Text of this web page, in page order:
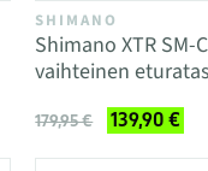
SHIMANO
Shimano XTR SM-
vaihteinen eturatas
179,95 € 139,90 €